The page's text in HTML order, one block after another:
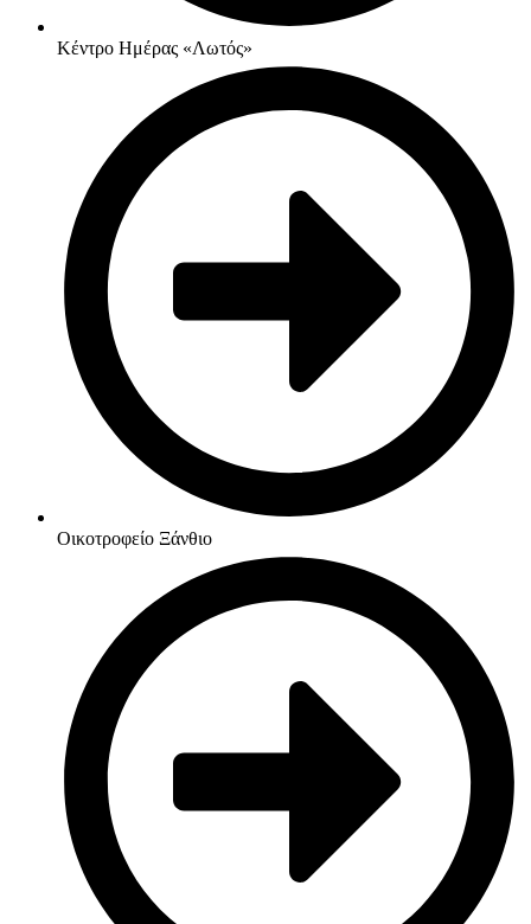
Κέντρο Ημέρας «Λωτός»
Οικοτροφείο Ξάνθιο